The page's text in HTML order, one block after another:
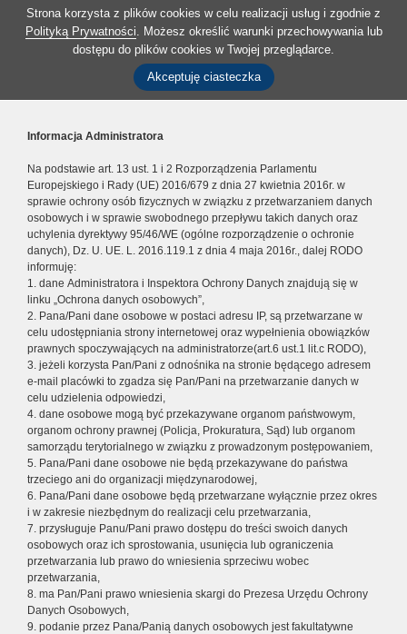
Strona korzysta z plików cookies w celu realizacji usług i zgodnie z
Polityką Prywatności. Możesz określić warunki przechowywania lub
dostępu do plików cookies w Twojej przeglądarce.
Akceptuję ciasteczka
Informacja Administratora
Na podstawie art. 13 ust. 1 i 2 Rozporządzenia Parlamentu
Europejskiego i Rady (UE) 2016/679 z dnia 27 kwietnia 2016r. w
sprawie ochrony osób fizycznych w związku z przetwarzaniem danych
osobowych i w sprawie swobodnego przepływu takich danych oraz
uchylenia dyrektywy 95/46/WE (ogólne rozporządzenie o ochronie
danych), Dz. U. UE. L. 2016.119.1 z dnia 4 maja 2016r., dalej RODO
informuję:
1. dane Administratora i Inspektora Ochrony Danych znajdują się w
linku „Ochrona danych osobowych”,
2. Pana/Pani dane osobowe w postaci adresu IP, są przetwarzane w
celu udostępniania strony internetowej oraz wypełnienia obowiązków
prawnych spoczywających na administratorze(art.6 ust.1 lit.c RODO),
3. jeżeli korzysta Pan/Pani z odnośnika na stronie będącego adresem
e-mail placówki to zgadza się Pan/Pani na przetwarzanie danych w
celu udzielenia odpowiedzi,
4. dane osobowe mogą być przekazywane organom państwowym,
organom ochrony prawnej (Policja, Prokuratura, Sąd) lub organom
samorządu terytorialnego w związku z prowadzonym postępowaniem,
5. Pana/Pani dane osobowe nie będą przekazywane do państwa
trzeciego ani do organizacji międzynarodowej,
6. Pana/Pani dane osobowe będą przetwarzane wyłącznie przez okres
i w zakresie niezbędnym do realizacji celu przetwarzania,
7. przysługuje Panu/Pani prawo dostępu do treści swoich danych
osobowych oraz ich sprostowania, usunięcia lub ograniczenia
przetwarzania lub prawo do wniesienia sprzeciwu wobec
przetwarzania,
8. ma Pan/Pani prawo wniesienia skargi do Prezesa Urzędu Ochrony
Danych Osobowych,
9. podanie przez Pana/Panią danych osobowych jest fakultatywne